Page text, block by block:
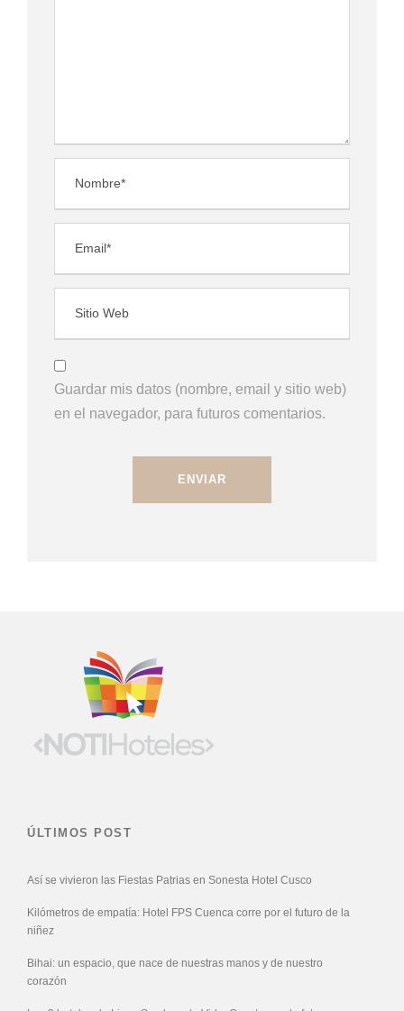
Guardar mis datos (nombre, email y sitio web)
en el navegador, para futuros comentarios.
ÚLTIMOS POST
Así se vivieron las Fiestas Patrias en Sonesta Hotel Cusco
Kilómetros de empatía: Hotel FPS Cuenca corre por el futuro de la
niñez
Bihai: un espacio, que nace de nuestras manos y de nuestro
corazón